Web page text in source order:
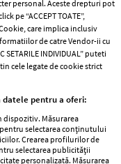
de cookies
personal. Aceste drepturi pot
pe “ACCEPT TOATE”,
care implica inclusiv
de catre Vendor-ii cu
SETARILE INDIVIDUAL” puteti
cele legate de cookie strict
pentru a oferi:
dispozitiv. Măsurarea
selectarea conținutului
Crearea profilurilor de
selectarea publicității
personalizată. Măsurarea